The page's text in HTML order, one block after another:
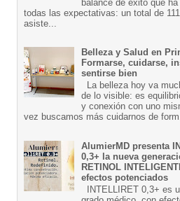
balance de éxito que
todas las expectativas: un total de
asiste...
Belleza y Salud en
Formarse, cuidarse,
sentirse bien
La belleza hoy va
de lo visible: es
y conexión con uno
vez buscamos más cuidarnos de
AlumierMD presenta
0,3+ la nueva
RETINOL
efectos potenciados
INTELLIRET 0,3+ es